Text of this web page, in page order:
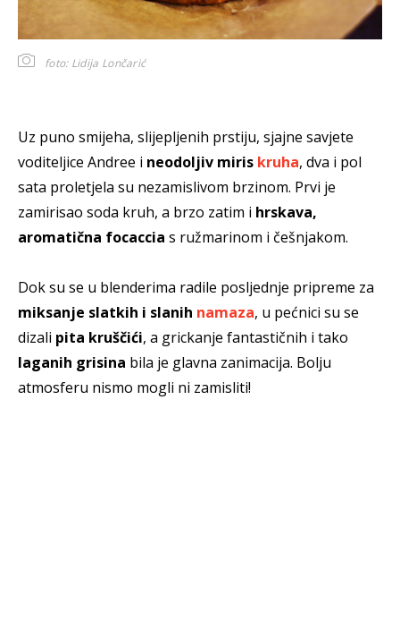
foto: Lidija Lončarić
Uz puno smijeha, slijepljenih prstiju, sjajne savjete
voditeljice Andree i neodoljiv miris kruha, dva i pol
sata proletjela su nezamislivom brzinom. Prvi je
zamirisao soda kruh, a brzo zatim i hrskava,
aromatična focaccia s ružmarinom i češnjakom.
Dok su se u blenderima radile posljednje pripreme za
miksanje slatkih i slanih namaza, u pećnici su se
dizali pita kruščići, a grickanje fantastičnih i tako
laganih grisina bila je glavna zanimacija. Bolju
atmosferu nismo mogli ni zamisliti!